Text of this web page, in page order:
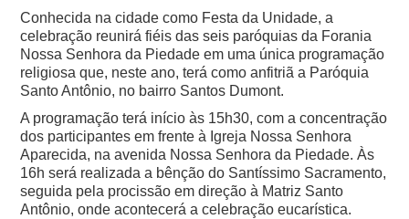
Conhecida na cidade como Festa da Unidade, a
celebração reunirá fiéis das seis paróquias da Forania
Nossa Senhora da Piedade em uma única programação
religiosa que, neste ano, terá como anfitriã a Paróquia
Santo Antônio, no bairro Santos Dumont.
A programação terá início às 15h30, com a concentração
dos participantes em frente à Igreja Nossa Senhora
Aparecida, na avenida Nossa Senhora da Piedade. Às
16h será realizada a bênção do Santíssimo Sacramento,
seguida pela procissão em direção à Matriz Santo
Antônio, onde acontecerá a celebração eucarística.